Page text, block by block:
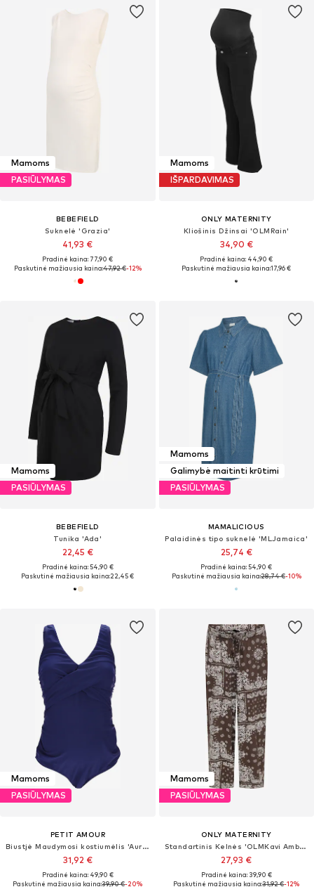
Mamoms
PASIŪLYMAS
BEBEFIELD
Suknelė 'Grazia'
41,93 €
Pradinė kaina: 77,90 €
Paskutinė mažiausia kaina:47,92 €-12%
Mamoms
IŠPARDAVIMAS
ONLY MATERNITY
Kliošinis Džinsai 'OLMRain'
34,90 €
Pradinė kaina: 44,90 €
Paskutinė mažiausia kaina:17,96 €
Mamoms
PASIŪLYMAS
BEBEFIELD
Tunika 'Ada'
22,45 €
Pradinė kaina: 54,90 €
Paskutinė mažiausia kaina:22,45 €
Mamoms
Galimybė maitinti krūtimi
PASIŪLYMAS
MAMALICIOUS
Palaidinės tipo suknelė 'MLJamaica'
25,74 €
Pradinė kaina: 54,90 €
Paskutinė mažiausia kaina:28,74 €-10%
Mamoms
PASIŪLYMAS
PETIT AMOUR
Biustjė Maudymosi kostiumėlis 'Aurelia'
31,92 €
Pradinė kaina: 49,90 €
Paskutinė mažiausia kaina:39,90 €-20%
Mamoms
PASIŪLYMAS
ONLY MATERNITY
Standartinis Kelnės 'OLMKavi Ambel'
27,93 €
Pradinė kaina: 39,90 €
Paskutinė mažiausia kaina:31,92 €-12%